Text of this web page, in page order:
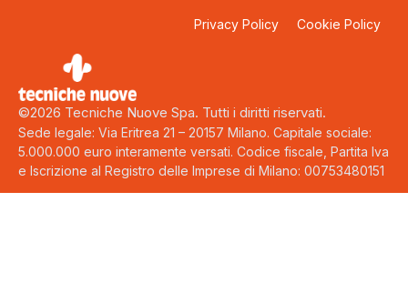
Privacy Policy Cookie Policy
©2026 Tecniche Nuove Spa. Tutti i diritti riservati.
Sede legale: Via Eritrea 21 – 20157 Milano. Capitale sociale:
5.000.000 euro interamente versati. Codice fiscale, Partita Iva
e Iscrizione al Registro delle Imprese di Milano: 00753480151